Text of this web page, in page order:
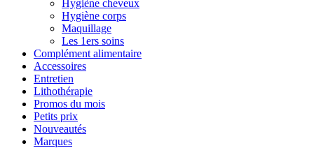
Hygiène cheveux
Hygiène corps
Maquillage
Les 1ers soins
Complément alimentaire
Accessoires
Entretien
Lithothérapie
Promos du mois
Petits prix
Nouveautés
Marques